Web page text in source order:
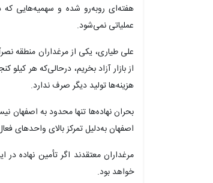
هفته‌ای روبه‌رو شده و سهمیه‌هایی
عملیاتی نمی‌شود.
علی طیاری، یکی از مرغداران منطقه
هزینه‌ها تولید دیگر صرف ندارد.
بحران نهاده‌ها تنها محدود به اصفهان
اصفهان به‌دلیل تمرکز بالای واحدهای
مرغداران معتقدند اگر تأمین نهاده
خواهد بود.